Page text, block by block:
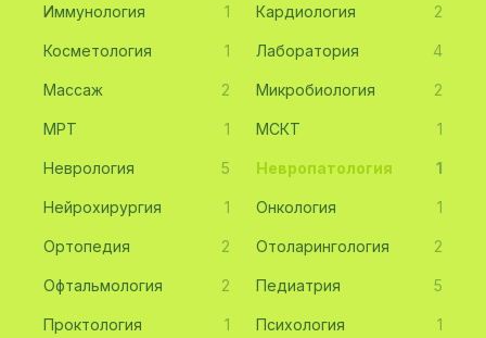
Иммунология 1 Кардиология 2
Косметология 1 Лаборатория 4
Массаж 2 Микробиология 2
МРТ 1 МСКТ 1
Неврология 5 Невропатология 1
Нейрохирургия 1 Онкология 1
Ортопедия 2 Отоларингология 2
Офтальмология 2 Педиатрия 5
Проктология 1 Психология 1